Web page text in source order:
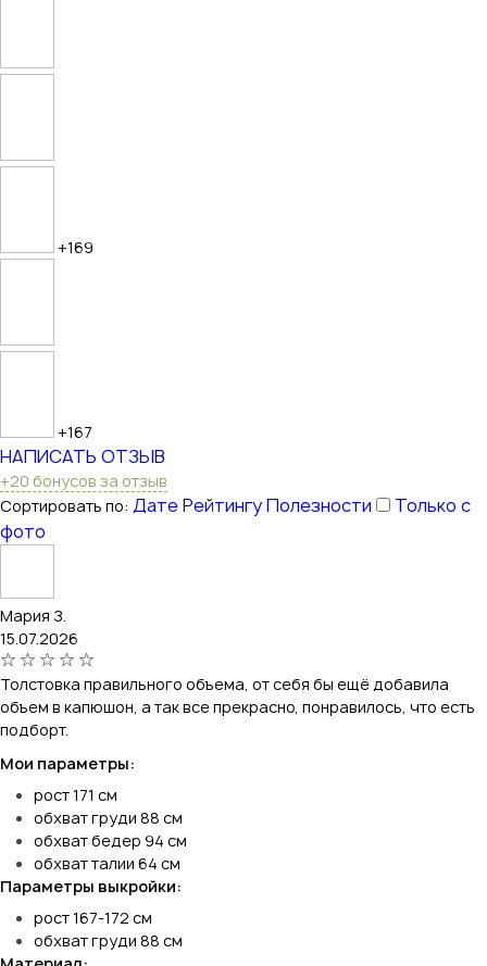
+169
+167
НАПИСАТЬ ОТЗЫВ
+20 бонусов за отзыв
Сортировать по: ДатеРейтингуПолезности
Только с
фото
Мария З.
15.07.2026
Толстовка правильного объема, от себя бы ещё добавила
объем в капюшон, а так все прекрасно, понравилось, что есть
подборт.
Мои параметры:
рост 171 см
обхват груди 88 см
обхват бедер 94 см
обхват талии 64 см
Параметры выкройки:
рост 167-172 см
обхват груди 88 см